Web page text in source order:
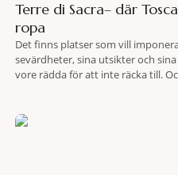
Terre di Sacra– där
ropa
Det finns platser som vill
sevärdheter, sina utsikter och
vore rädda för att inte räcka till.